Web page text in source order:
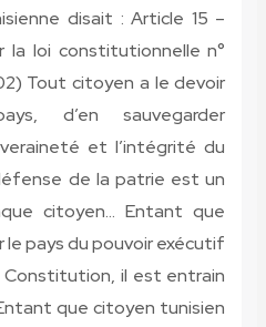
disait : Article 15 –
la loi constitutionnelle n°
Tout citoyen a le devoir
d’en sauvegarder
et l’intégrité du
de la patrie est un
citoyen… Entant que
pays du pouvoir exécutif
il est entrain
que citoyen tunisien